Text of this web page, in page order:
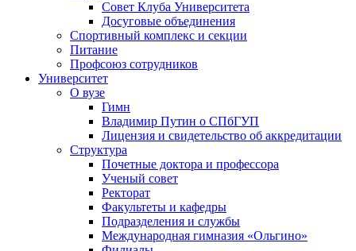
Совет Клуба Университета
Досуговые объединения
Спортивный комплекс и секции
Питание
Профсоюз сотрудников
Университет
О вузе
Гимн
Владимир Путин о СПбГУП
Лицензия и свидетельство об аккредитации
Структура
Почетные доктора и профессора
Ученый совет
Ректорат
Факультеты и кафедры
Подразделения и службы
Международная гимназия «Ольгино»